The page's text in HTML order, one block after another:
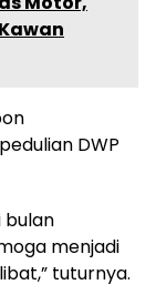
DWP
bulan
menjadi
tuturnya.